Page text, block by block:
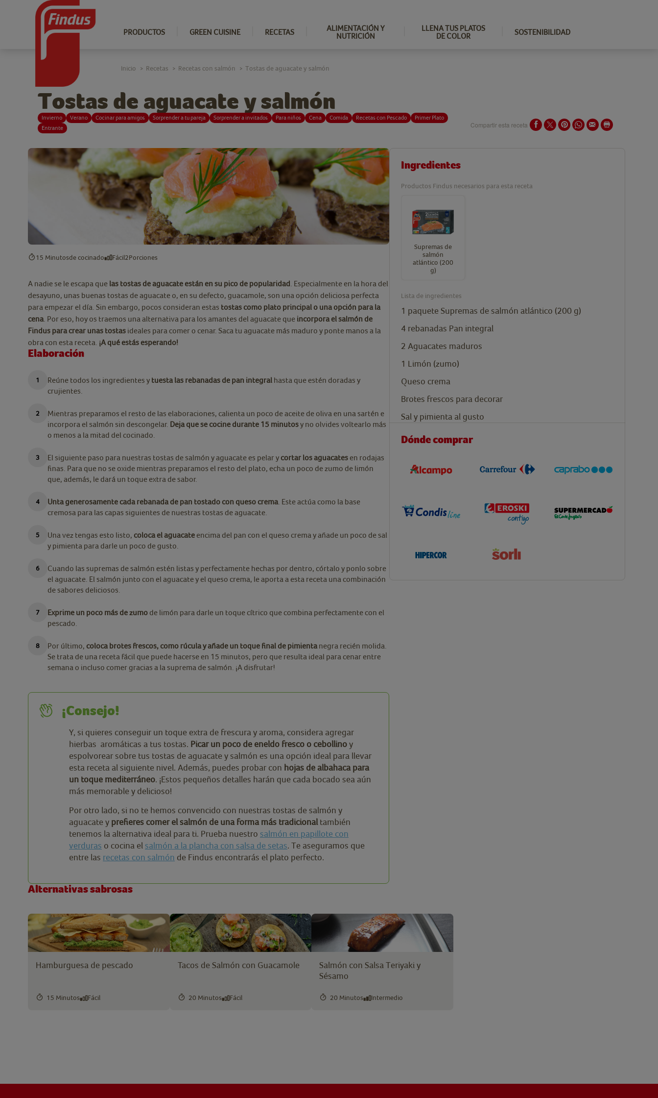
PRODUCTOS GREEN CUISINE RECETAS
ALIMENTACIÓN Y
NUTRICIÓN
LLENA TUS PLATOS
DE COLOR
SOSTENIBILIDAD
Tostas de aguacate y salmón
Invierno Verano Cocinar para amigos Sorprender a tu pareja Sorprender a invitados Para niños Cena Comida Recetas con Pescado
Primer Plato
Entrante
Compartir esta receta
Inicio > Recetas > Recetas con salmón > Tostas de aguacate y salmón
15 Minutosde cocinado Fácil2Porciones
A nadie se le escapa que las tostas de aguacate están en su pico de popularidad . Especialmente en la hora del
desayuno, unas buenas tostas de aguacate o, en su defecto, guacamole, son una opción deliciosa perfecta
para empezar el día. Sin embargo, pocos consideran estas tostas como plato principal o una opción para la
cena . Por eso, hoy os traemos una alternativa para los amantes del aguacate que incorpora el salmón de
Findus para crear unas tostas ideales para comer o cenar. Saca tu aguacate más maduro y ponte manos a la
obra con esta receta. ¡A qué estás esperando!
Elaboración
Reúne todos los ingredientes y tuesta las rebanadas de pan integral hasta que estén doradas y
crujientes.
Mientras preparamos el resto de las elaboraciones, calienta un poco de aceite de oliva en una sartén e
incorpora el salmón sin descongelar. Deja que se cocine durante 15 minutosy no olvides voltearlo más
o menos a la mitad del cocinado.
El siguiente paso para nuestras tostas de salmón y aguacate es pelar y cortar los aguacates en rodajas
finas. Para que no se oxide mientras preparamos el resto del plato, echa un poco de zumo de limón
que, además, le dará un toque extra de sabor.
Unta generosamente cada rebanada de pan tostado con queso crema . Este actúa como la base
cremosa para las capas siguientes de nuestras tostas de aguacate.
Una vez tengas esto listo, coloca el aguacate encima del pan con el queso crema y añade un poco de sal
y pimienta para darle un poco de gusto.
Cuando las supremas de salmón estén listas y perfectamente hechas por dentro, córtalo y ponlo sobre
el aguacate. El salmón junto con el aguacate y el queso crema, le aporta a esta receta una combinación
de sabores deliciosos.
Exprime un poco más de zumo de limón para darle un toque cítrico que combina perfectamente con el
pescado.
Por último, coloca brotes frescos, como rúcula y añade un toque final de pimienta negra recién molida.
Se trata de una receta fácil que puede hacerse en 15 minutos, pero que resulta ideal para cenar entre
semana o incluso comer gracias a la suprema de salmón. ¡A disfrutar!
¡Consejo!
Y, si quieres conseguir un toque extra de frescura y aroma, considera agregar
hierbas aromáticas a tus tostas. Picar un poco de eneldo fresco o cebollinoy
espolvorear sobre tus tostas de aguacate y salmón es una opción ideal para llevar
esta receta al siguiente nivel. Además, puedes probar con hojas de albahaca para
un toque mediterráneo. ¡Estos pequeños detalles harán que cada bocado sea aún
más memorable y delicioso!
Por otro lado, si no te hemos convencido con nuestras tostas de salmón y
aguacate y prefieres comer el salmón de una forma más tradicionaltambién
tenemos la alternativa ideal para ti. Prueba nuestro salmón en papillote con
verduras o cocina el salmón a la plancha con salsa de setas. Te aseguramos que
entre las recetas con salmón de Findus encontrarás el plato perfecto.
Ingredientes
Productos Findus necesarios para esta receta
Supremas de
salmón
atlántico (200
g)
Lista de ingredientes
1 paquete Supremas de salmón atlántico (200 g)
4 rebanadas Pan integral
2 Aguacates maduros
1 Limón (zumo)
Queso crema
Brotes frescos para decorar
Sal y pimienta al gusto
Dónde comprar
Alternativas sabrosas
Hamburguesa de pescado
15 Minutos Fácil
Tacos de Salmón con Guacamole
20 Minutos Fácil
Salmón con Salsa Teriyaki y
Sésamo
20 Minutos Intermedio